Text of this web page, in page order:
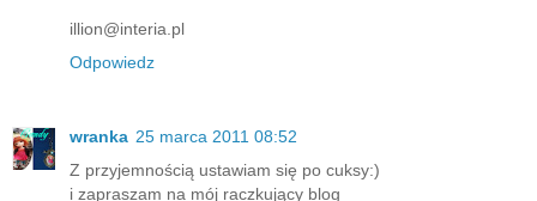
illion@interia.pl
Odpowiedz
wranka 25 marca 2011 08:52
Z przyjemnością ustawiam się po cuksy:)
i zapraszam na mój raczkujący blog